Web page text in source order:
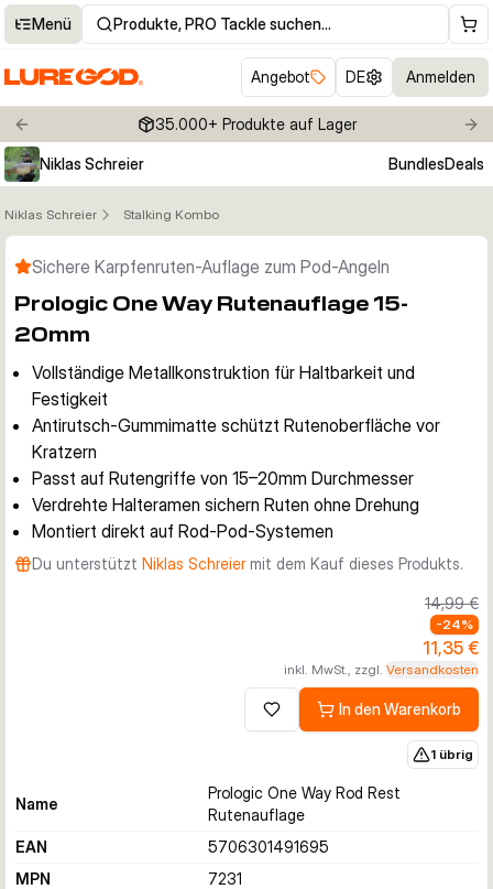
Menü Produkte, PRO Tackle suchen…
Angebot DE Anmelden
Previous slide 35.000+ Produkte auf Lager
Niklas Schreier
BundlesDeals
Niklas Schreier Stalking Kombo
Sichere Karpfenruten-Auflage zum Pod-Angeln
Prologic One Way Rutenauflage 15-
20mm
Vollständige Metallkonstruktion für Haltbarkeit und
Festigkeit
Antirutsch-Gummimatte schützt Rutenoberfläche vor
Kratzern
Passt auf Rutengriffe von 15–20mm Durchmesser
Verdrehte Halteramen sichern Ruten ohne Drehung
Montiert direkt auf Rod-Pod-Systemen
Du unterstützt Niklas Schreiermit dem Kauf dieses Produkts.
14,99 €
-24%
11,35 €
inkl. MwSt., zzgl. Versandkosten
Zur Wunschliste hinzufügen
In den Warenkorb
1 übrig
Name
Prologic One Way Rod Rest
Rutenauflage
EAN
5706301491695
MPN
7231